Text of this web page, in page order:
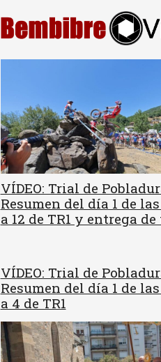
VÍDEO: Trial de
Resumen del día 1 de
a 12 de TR1 y entrega
VÍDEO: Trial de
Resumen del día 1 de
a 4 de TR1